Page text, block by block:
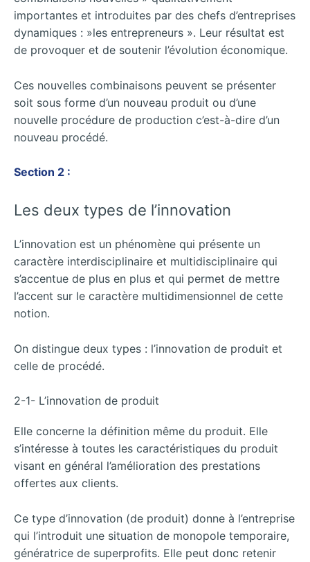
importantes et introduites par des chefs d’entreprises
dynamiques : »les entrepreneurs ». Leur résultat est
de provoquer et de soutenir l’évolution économique.
Ces nouvelles combinaisons peuvent se présenter
soit sous forme d’un nouveau produit ou d’une
nouvelle procédure de production c’est-à-dire d’un
nouveau procédé.
Section 2 :
Les deux types de l’innovation
L’innovation est un phénomène qui présente un
caractère interdisciplinaire et multidisciplinaire qui
s’accentue de plus en plus et qui permet de mettre
l’accent sur le caractère multidimensionnel de cette
notion.
On distingue deux types : l’innovation de produit et
celle de procédé.
2-1- L’innovation de produit
Elle concerne la définition même du produit. Elle
s’intéresse à toutes les caractéristiques du produit
visant en général l’amélioration des prestations
offertes aux clients.
Ce type d’innovation (de produit) donne à l’entreprise
qui l’introduit une situation de monopole temporaire,
génératrice de superprofits. Elle peut donc retenir